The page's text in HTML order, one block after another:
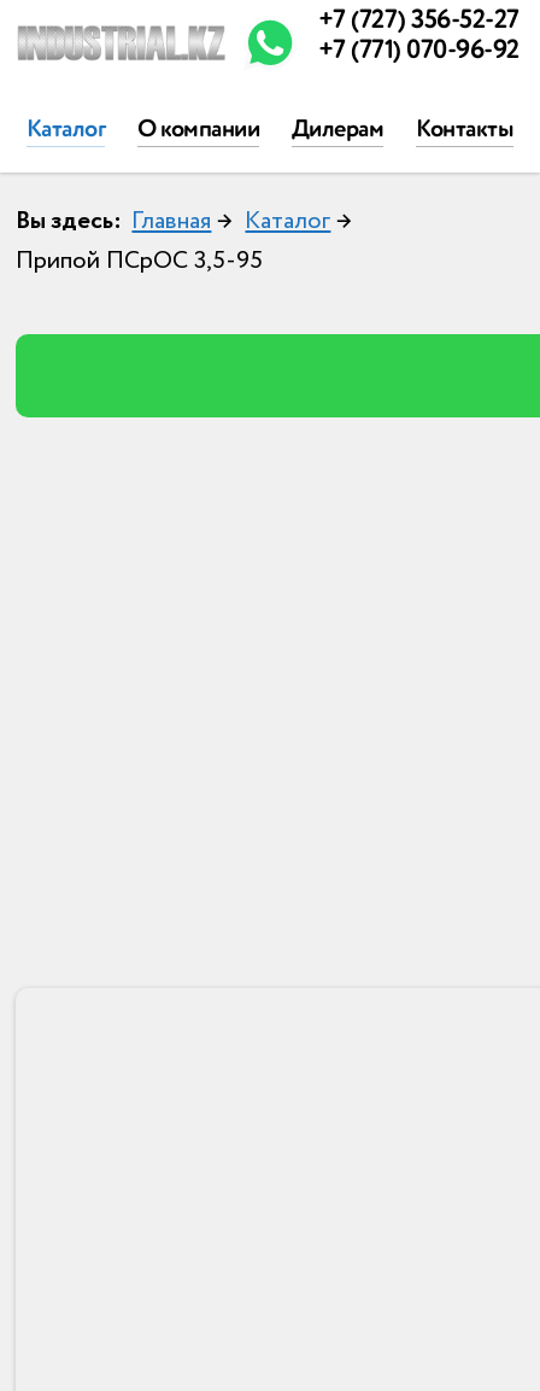
Каталог О компании Дилерам Контакты
+7 (727) 356-52-27
+7 (771) 070-96-92
Вы здесь: Главная → Каталог→
Припой ПСрОС 3,5-95